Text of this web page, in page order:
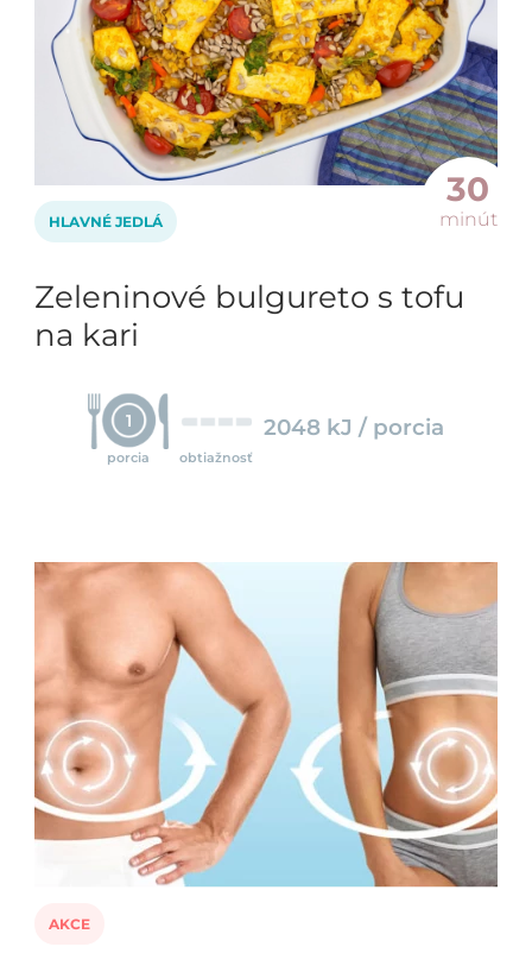
30
minút
HLAVNÉ JEDLÁ
Zeleninové bulgureto s tofu
na kari
1
porcia obtiažnosť
2048 kJ / porcia
AKCE